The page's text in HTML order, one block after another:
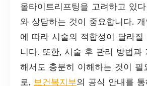
올타이트리프팅을 고려하고 있
와 상담하는 것이 중요합니다.
에 따라 시술의 적합성이 달라질
니다. 또한, 시술 후 관리 방법과
해서도 충분히 이해하는 것이 필
로, 보건복지부의 공식 안내를